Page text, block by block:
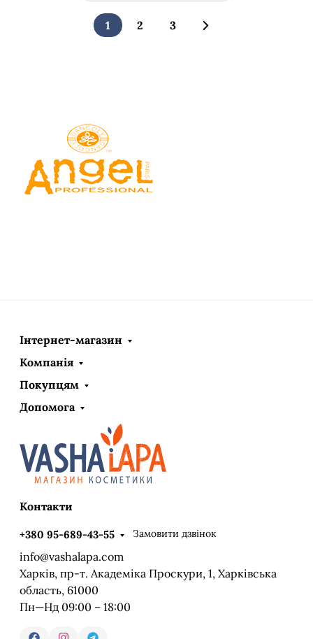
1 2 3
Інтернет-магазин
Компанія
Покупцям
Допомога
Контакти
+380 95-689-43-55 Замовити дзвінок
info@vashalapa.com
Харків, пр-т. Академіка Проскури, 1, Харківська
область, 61000
Пн—Нд 09:00 – 18:00